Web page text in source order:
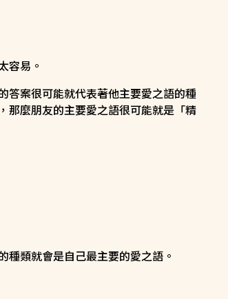
容易。
答案很可能就代表著他主要愛之語的種
那麼朋友的主要愛之語很可能就是「精
種類就會是自己最主要的愛之語。